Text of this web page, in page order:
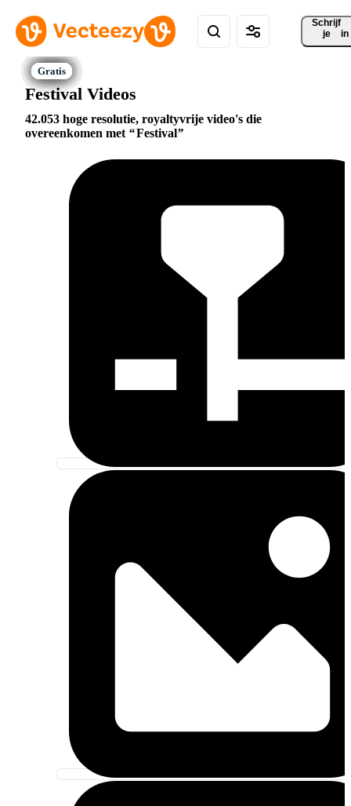
Schrijf
je
in
Festival Videos
42.053 hoge resolutie, royaltyvrije video's die
overeenkomen met
Festival